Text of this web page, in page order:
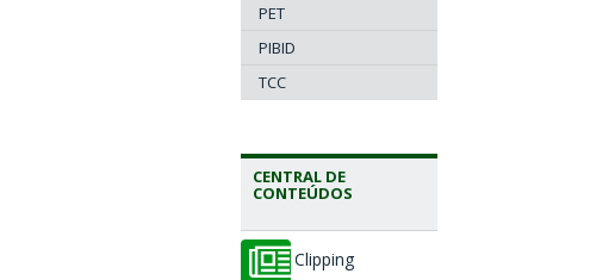
PET
PIBID
TCC
CENTRAL DE
CONTEÚDOS
Clipping